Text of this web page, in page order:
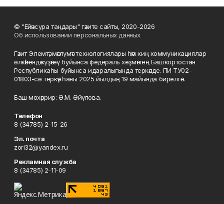
© "Ейәнсура таңдары" гәзите сайты, 2020-2026
Об использовании персональных данных
Гәзит Элемтә, мәғлүмәт технологиялары һәм киң коммуникациялар
өлкәһендә күҙәтеү буйынса федераль хеҙмәттең Башҡортостан
Республикаһы буйынса идаралығында теркәлде. ПИ ТУ02-
01803-сө теркәү һаны 2025 йылдың 19 майында бирелгән.
Баш мөхәррир: Ә.М. Әйүпова.
Телефон
8 (34785) 2-15-26
Эл. почта
zori32@yandex.ru
Рекламная служба
8 (34785) 2-11-09